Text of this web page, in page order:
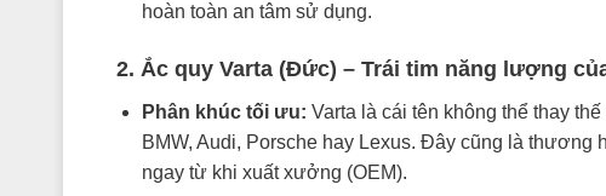
hoàn toàn an tâm sử dụng.
2. Ắc quy Varta (Đức) – Trái tim năng lượng
Phân khúc tối ưu: Varta là cái tên không thể thay
BMW, Audi, Porsche hay Lexus. Đây cũng là
ngay từ khi xuất xưởng (OEM).